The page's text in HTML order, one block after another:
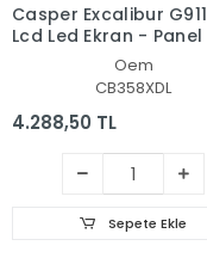
Casper Excalibur G911
Lcd Led Ekran - Panel
Oem
CB358XDL
4.288,50 TL
Sepete Ekle